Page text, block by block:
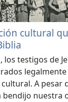
cultural
los testigos de
A pesar
bendijo nuestra